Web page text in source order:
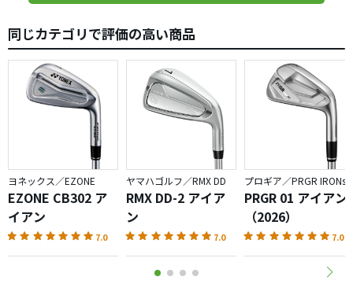
易しいのに、ソールも分厚くなく抜けが良い、競技に出な
い私は、15年後にはコレにしようと思いました。
同じカテゴリで評価の高い商品
ヨネックス／EZONE
EZONE CB302 ア
イアン
7.0
ヤマハゴルフ／RMX DD
RMX DD-2 アイア
ン
7.0
プロギア／PRGR IRONs
PRGR 01 アイアン
（2026）
7.0